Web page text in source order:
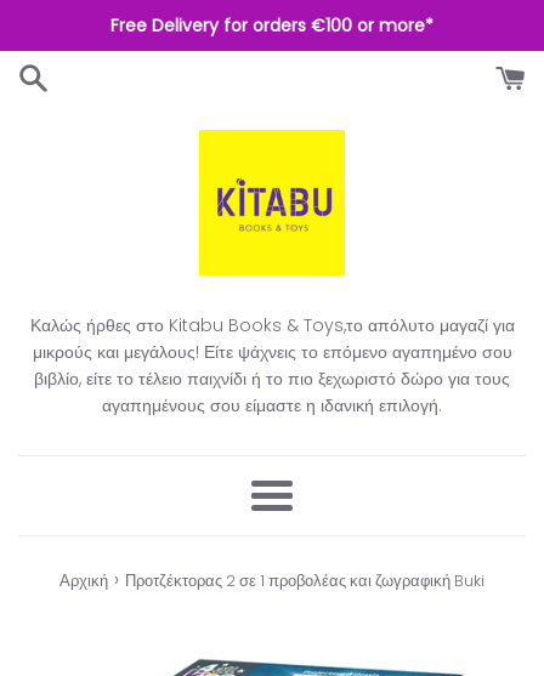
στο
περιεχόμενο
Free Delivery for orders €100 or more*
Καλώς ήρθες στο Kitabu Books & Toys,το απόλυτο μαγαζί για
μικρούς και μεγάλους! Είτε ψάχνεις το επόμενο αγαπημένο σου
βιβλίο, είτε το τέλειο παιχνίδι ή το πιο ξεχωριστό δώρο για τους
αγαπημένους σου είμαστε η ιδανική επιλογή.​
Μενού
Αρχική › Προτζέκτορας 2 σε 1 προβολέας και ζωγραφική Buki